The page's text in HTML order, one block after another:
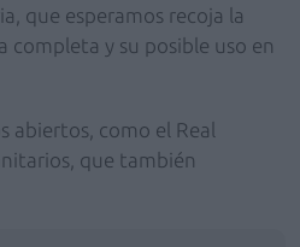
que esperamos recoja la
completa y su posible uso en
abiertos, como el Real
que también